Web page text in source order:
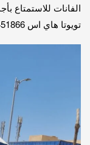
الفانات للاستمتاع
تويوتا هاي اس 01067451866